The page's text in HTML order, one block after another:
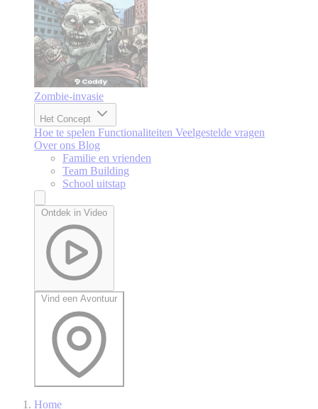
Zombie-invasie
Het Concept
Hoe te spelen Functionaliteiten Veelgestelde vragen
Over ons Blog
Familie en vrienden
Team Building
School uitstap
Ontdek in Video
Vind een Avontuur
Home